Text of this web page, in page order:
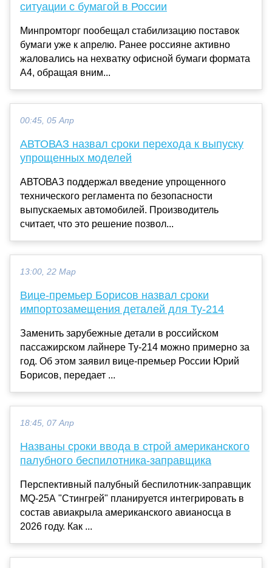
ситуации с бумагой в России
Минпромторг пообещал стабилизацию поставок
бумаги уже к апрелю. Ранее россияне активно
жаловались на нехватку офисной бумаги формата
А4, обращая вним...
00:45, 05 Апр
АВТОВАЗ назвал сроки перехода к выпуску
упрощенных моделей
АВТОВАЗ поддержал введение упрощенного
технического регламента по безопасности
выпускаемых автомобилей. Производитель
считает, что это решение позвол...
13:00, 22 Мар
Вице-премьер Борисов назвал сроки
импортозамещения деталей для Ту-214
Заменить зарубежные детали в российском
пассажирском лайнере Ту-214 можно примерно за
год. Об этом заявил вице-премьер России Юрий
Борисов, передает ...
18:45, 07 Апр
Названы сроки ввода в строй американского
палубного беспилотника-заправщика
Перспективный палубный беспилотник-заправщик
MQ-25A "Стингрей" планируется интегрировать в
состав авиакрыла американского авианосца в
2026 году. Как ...